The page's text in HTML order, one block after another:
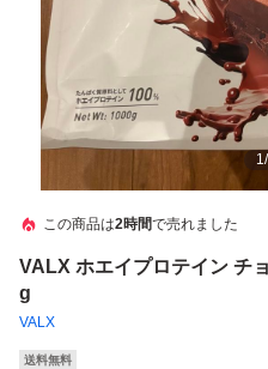
1/
この商品は2時間で売れました
VALX ホエイプロテイン チ
g
VALX
送料無料